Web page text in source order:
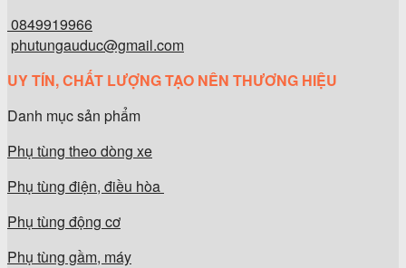
0849919966
phutungauduc@gmail.com
UY TÍN, CHẤT LƯỢNG TẠO NÊN THƯƠNG HIỆU
Danh mục sản phẩm
Phụ tùng theo dòng xe
Phụ tùng điện, điều hòa
Phụ tùng động cơ
Phụ tùng gầm, máy